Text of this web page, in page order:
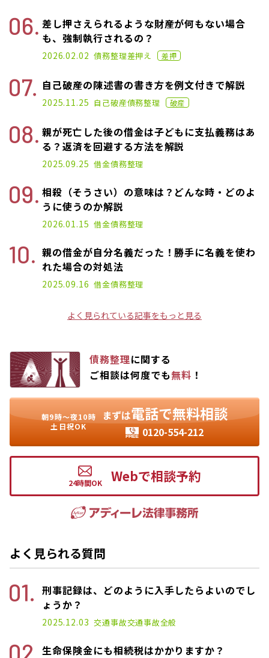
差し押さえられるような財産が何もない場合
も、強制執行されるの？
2021.06.25
2026.02.02 債務整理差押え 差押
自己破産の陳述書の書き方を例文付きで解説
2021.05.12
2025.11.25 自己破産債務整理 破産
親が死亡した後の借金は子どもに支払義務はあ
る？返済を回避する方法を解説
2022.04.20
2025.09.25 借金債務整理
相殺（そうさい）の意味は？どんな時・どのよ
うに使うのか解説
2020.11.02
2026.01.15 借金債務整理
親の借金が自分名義だった！勝手に名義を使わ
れた場合の対処法
2022.06.01
2025.09.16 借金債務整理
よく見られている記事をもっと見る
債務整理に関する
ご相談は何度でも無料 ！
朝9時〜夜10時
土日祝OK
まずは電話で無料相談
0120-554-212
Webで相談予約
よく見られる質問
刑事記録は、どのように入手したらよいのでし
ょうか？
2025.12.03 交通事故交通事故全般
生命保険金にも相続税はかかりますか？